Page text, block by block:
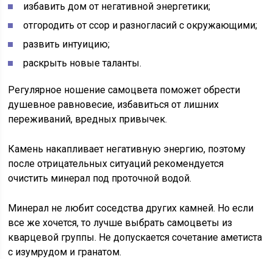
избавить дом от негативной энергетики;
отгородить от ссор и разногласий с окружающими;
развить интуицию;
раскрыть новые таланты.
Регулярное ношение самоцвета поможет обрести
душевное равновесие, избавиться от лишних
переживаний, вредных привычек.
Камень накапливает негативную энергию, поэтому
после отрицательных ситуаций рекомендуется
очистить минерал под проточной водой.
Минерал не любит соседства других камней. Но если
все же хочется, то лучше выбрать самоцветы из
кварцевой группы. Не допускается сочетание аметиста
с изумрудом и гранатом.